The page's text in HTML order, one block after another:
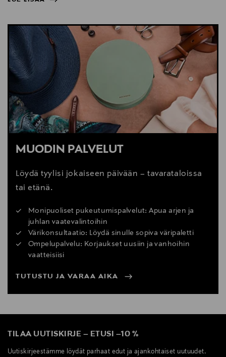
NÄYTÄ VÄHEMMÄN
LUE LISÄÄ
MUODIN PALVELUT
Löydä tyylisi jokaiseen päivään – tavarataloissa
tai etänä.
Monipuoliset pukeutumispalvelut: Apua arjen ja
juhlan vaatevalintoihin
Värikonsultaatio: Löydä sinulle sopiva väripaletti
Ompelupalvelu: Korjaukset uusiin ja vanhoihin
vaatteisiisi
TUTUSTU JA VARAA AIKA
TILAA UUTISKIRJE – ETUSI –10 %
Uutiskirjeestämme löydät parhaat edut ja ajankohtaiset uutuudet.